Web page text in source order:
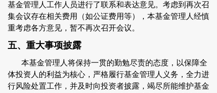
基金管理人工作人员进行了联系和表达意见。考虑到再次召
集会议存在相关费用（如公证费用等），本基金管理人经慎
重考虑各方意见，暂不再次召开会议。
五、重大事项披露
本基金管理人将保持一贯的勤勉尽责的态度，以保障全
体投资人的利益为核心，严格履行基金管理人义务，全力进
行风险处置工作，并及时向投资者披露，竭尽所能维护基金